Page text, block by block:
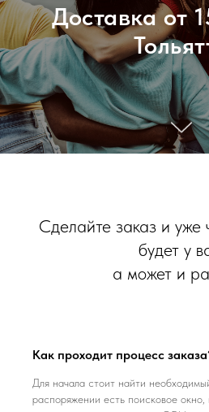
Доставка от
Сделайте заказ и уже
будет у
а может и
Как проходит процесс
Для начала стоит найти
распоряжении есть поисковое